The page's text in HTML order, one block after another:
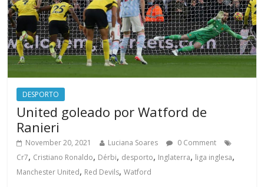
DESPORTO
United goleado por Watford de
Ranieri
November 20, 2021 Luciana Soares
0 Comment
Cr7, Cristiano Ronaldo, Dérbi, desporto, Inglaterra, liga inglesa,
Manchester United, Red Devils,Watford